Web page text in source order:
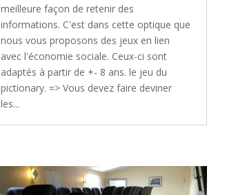
meilleure façon de retenir des
informations. C'est dans cette optique que
nous vous proposons des jeux en lien
avec l'économie sociale. Ceux-ci sont
adaptés à partir de +- 8 ans. le jeu du
pictionary. => Vous devez faire deviner
les...